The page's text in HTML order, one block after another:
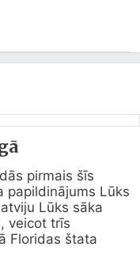
pirmais šīs
papildinājums Lūks
Lūks sāka
veicot trīs
Floridas štata